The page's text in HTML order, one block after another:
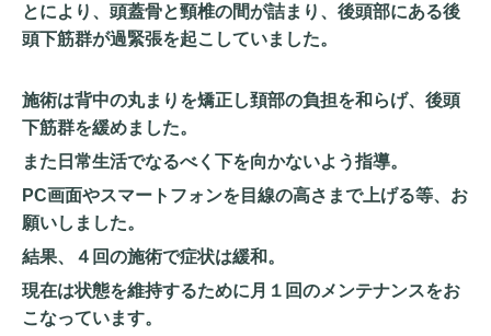
とにより、頭蓋骨と頸椎の間が詰まり、後頭部にある後
頭下筋群が過緊張を起こしていました。
施術は背中の丸まりを矯正し頚部の負担を和らげ、後頭
下筋群を緩めました。
また日常生活でなるべく下を向かないよう指導。
PC画面やスマートフォンを目線の高さまで上げる等、お
願いしました。
結果、４回の施術で症状は緩和。
現在は状態を維持するために月１回のメンテナンスをお
こなっています。